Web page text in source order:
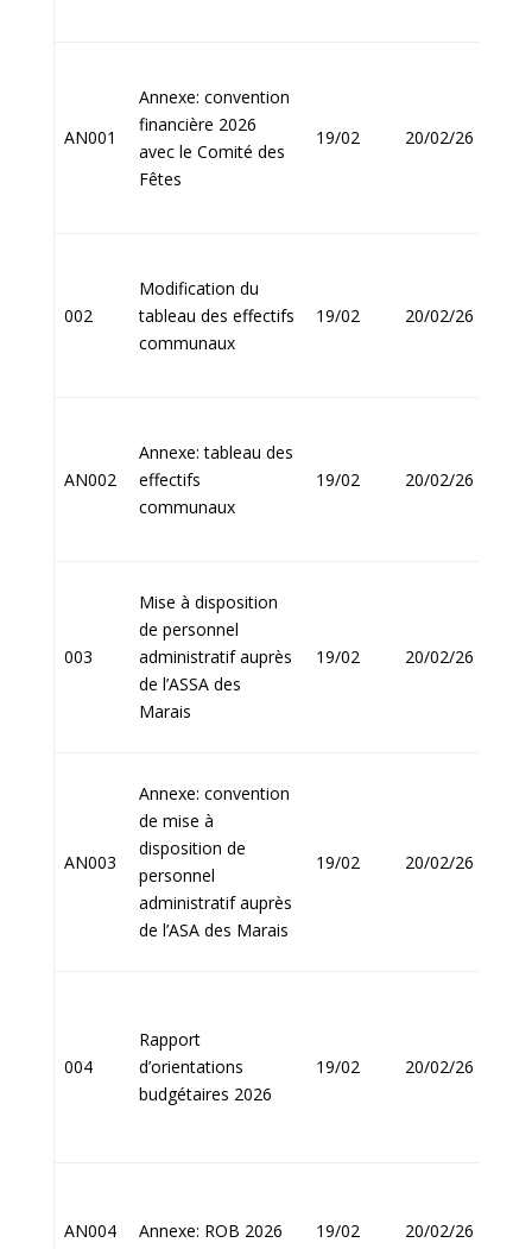
AN001
Annexe: convention
financière 2026
avec le Comité des
Fêtes
19/02 20/02/26
002
Modification du
tableau des effectifs
communaux
19/02 20/02/26
AN002
Annexe: tableau des
effectifs
communaux
19/02 20/02/26
003
Mise à disposition
de personnel
administratif auprès
de l’ASSA des
Marais
19/02 20/02/26
AN003
Annexe: convention
de mise à
disposition de
personnel
administratif auprès
de l’ASA des Marais
19/02 20/02/26
004
Rapport
d’orientations
budgétaires 2026
19/02 20/02/26
AN004 Annexe: ROB 2026 19/02 20/02/26